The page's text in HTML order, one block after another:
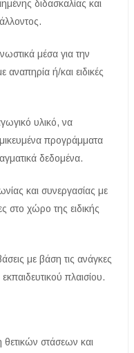
διδασκαλίας και
μέσα για την
ή/και ειδικές
υλικό, να
προγράμματα
δεδομένα.
και συνεργασίας με
στο χώρο της ειδικής
με βάση τις ανάγκες
πλαισίου.
στάσεων και